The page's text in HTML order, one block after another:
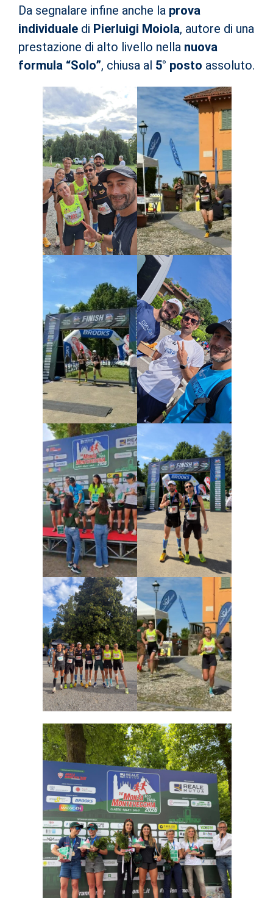
Da segnalare infine anche la prova
individuale di Pierluigi Moiola, autore di una
prestazione di alto livello nella nuova
formula “Solo”, chiusa al 5° posto assoluto.